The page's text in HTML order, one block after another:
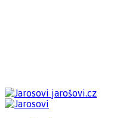
jarošovi.cz